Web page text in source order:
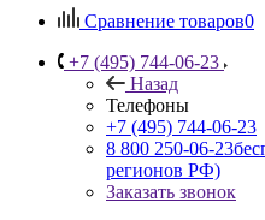
Сравнение товаров0
+7 (495) 744-06-23
Назад
Телефоны
+7 (495) 744-06-23
8 800 250-06-23
регионов РФ)
Заказать звонок